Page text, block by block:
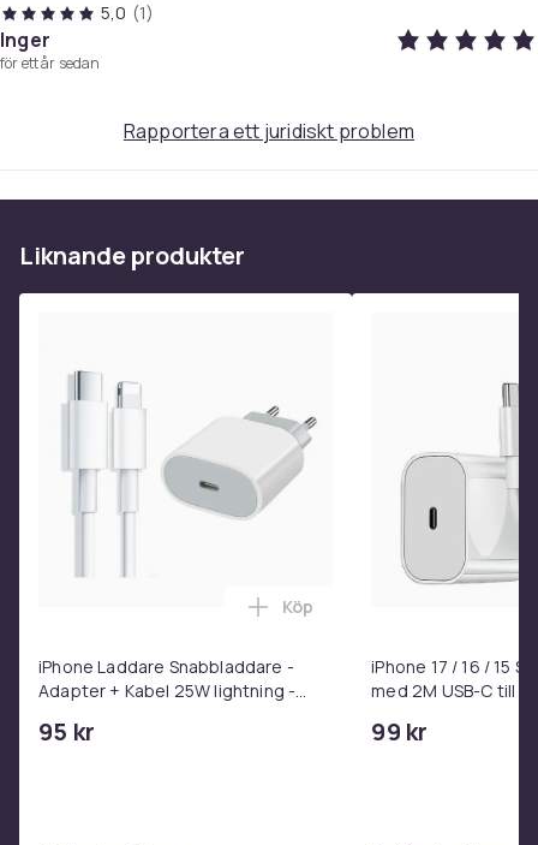
5,0 (1)
Inger
för ett år sedan
Rapportera ett juridiskt problem
Liknande produkter
iPhone Laddare Snabbladdare -
Adapter + Kabel 25W lightning -
95 kr
Lägg till iPhone Laddare
Köp
iPhone 17 / 16 / 15
med 2M USB-C till
99 kr